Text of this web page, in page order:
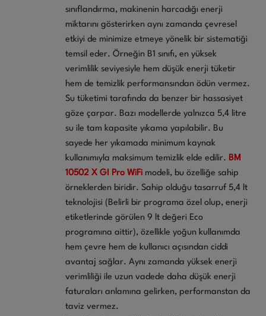
sınıflandırma, makinenin harcadığı enerji
miktarını gösterirken aynı zamanda çevresel
etkiyi de minimize etmeye yönelik bir sistematiği
temsil eder. Örneğin B1 sınıfı, en yüksek
verimlilik seviyesiyle hem düşük enerji tüketir
hem de temizlik performansından ödün vermez.
Su tüketimi tarafında da benzer bir hassasiyet
göze çarpar. Bazı modellerde yalnızca 5,4 litre
su ile tam kapasite yıkama yapılabilir. Bu
sayede her yıkamada minimum kaynak
kullanımıyla maksimum temizlik elde edilir. BM
10502 X GI Pro WiFi modeli, bu özelliğe sahip
örneklerden biridir. Sahip olduğu tasarruf 5,4 lt
teknolojisi (Belirli bir programa özel olup, enerji
etiketlerinde görülen 9 lt değeri Eco
programına aittir), özellikle yoğun kullanımda
hem çevre hem de kullanıcı açısından ciddi
avantaj sağlar. Aynı zamanda yüksek enerji
verimliliği ile uzun vadede daha düşük enerji
faturaları anlamına gelirken, performanstan da
taviz vermez.